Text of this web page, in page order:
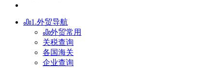
1.外贸导航
外贸常用
关税查询
各国海关
企业查询